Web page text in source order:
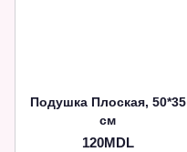
Подушка Плоская, 50*35
см
120MDL